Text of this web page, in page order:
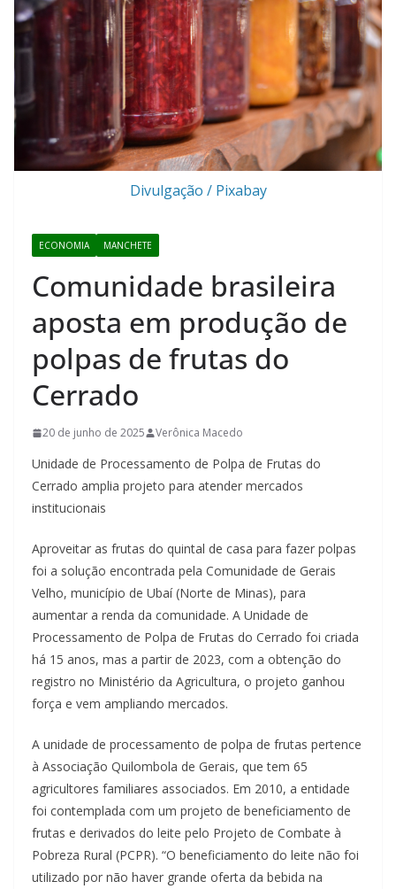
Divulgação / Pixabay
ECONOMIA MANCHETE
Comunidade brasileira
aposta em produção de
polpas de frutas do
Cerrado
20 de junho de 2025 Verônica Macedo
Unidade de Processamento de Polpa de Frutas do
Cerrado amplia projeto para atender mercados
institucionais
Aproveitar as frutas do quintal de casa para fazer polpas
foi a solução encontrada pela Comunidade de Gerais
Velho, município de Ubaí (Norte de Minas), para
aumentar a renda da comunidade. A Unidade de
Processamento de Polpa de Frutas do Cerrado foi criada
há 15 anos, mas a partir de 2023, com a obtenção do
registro no Ministério da Agricultura, o projeto ganhou
força e vem ampliando mercados.
A unidade de processamento de polpa de frutas pertence
à Associação Quilombola de Gerais, que tem 65
agricultores familiares associados. Em 2010, a entidade
foi contemplada com um projeto de beneficiamento de
frutas e derivados do leite pelo Projeto de Combate à
Pobreza Rural (PCPR). “O beneficiamento do leite não foi
utilizado por não haver grande oferta da bebida na